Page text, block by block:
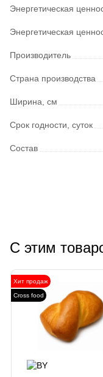
Энергетическая
Энергетическая
Производитель
Страна производства
Ширина, см
Срок годности, суток
Состав
С этим
Хит продаж
Cross food